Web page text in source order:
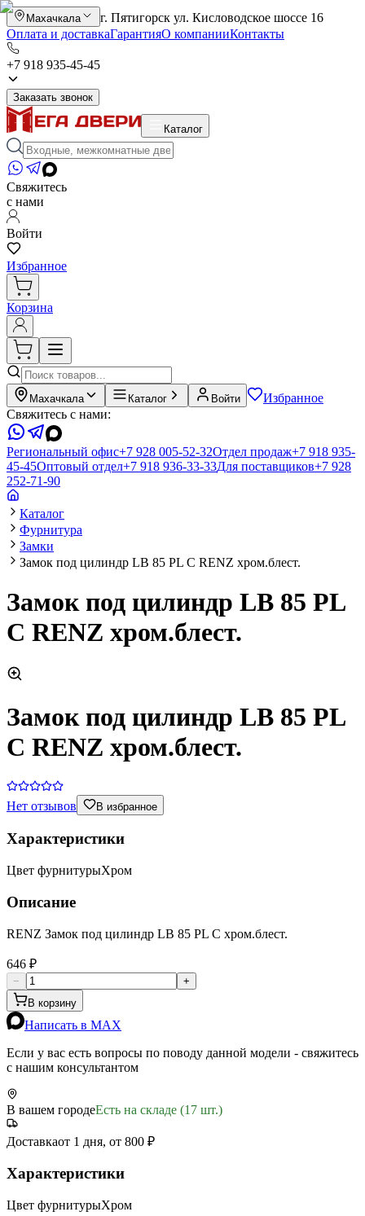
Махачкала
г. Пятигорск ул. Кисловодское шоссе 16
Оплата и доставкаГарантияО компанииКонтакты
+7 918 935-45-45
Заказать звонок
Каталог
Свяжитесь
с нами
Войти
Избранное
Корзина
Махачкала Каталог Войти
Избранное
Свяжитесь с нами:
Региональный офис+7 928 005-52-32Отдел продаж+7 918 935-
45-45Оптовый отдел+7 918 936-33-33Для поставщиков+7 928
252-71-90
Каталог
Фурнитура
Замки
Замок под цилиндр LB 85 PL C RENZ хром.блест.
Замок под цилиндр LB 85 PL
C RENZ хром.блест.
Замок под цилиндр LB 85 PL
C RENZ хром.блест.
Нет отзывов В избранное
Характеристики
Цвет фурнитурыХром
Описание
RENZ Замок под цилиндр LB 85 PL C хром.блест.
646 ₽
−
+
В корзину
Написать в MAX
Если у вас есть вопросы по поводу данной модели - свяжитесь
с нашим консультантом
В вашем городеЕсть на складе (17 шт.)
Доставкаот 1 дня, от 800 ₽
Характеристики
Цвет фурнитурыХром